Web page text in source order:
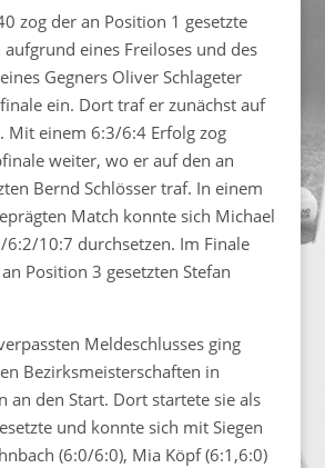
zog der an Position 1 gesetzte
aufgrund eines Freiloses und des
Gegners Oliver Schlageter
ein. Dort traf er zunächst auf
Mit einem 6:3/6:4 Erfolg zog
weiter, wo er auf den an
Bernd Schlösser traf. In einem
Match konnte sich Michael
6:2/10:7 durchsetzen. Im Finale
Position 3 gesetzten Stefan
Meldeschlusses ging
Bezirksmeisterschaften in
an den Start. Dort startete sie als
und konnte sich mit Siegen
(6:0/6:0), Mia Köpf (6:1,6:0)